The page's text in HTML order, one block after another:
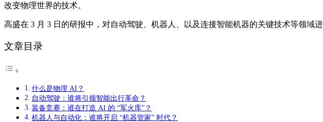
改变物理世界的技术。
高盛在 3 月 3 日的研报中，对自动驾驶、机器人、以及连接智能机器的关键技术等领域
文章目录
什么是物理 AI？
自动驾驶：谁将引领智能出行革命？
装备竞赛：谁在打造 AI 的 “军火库”？
机器人与自动化：谁将开启 “机器管家” 时代？